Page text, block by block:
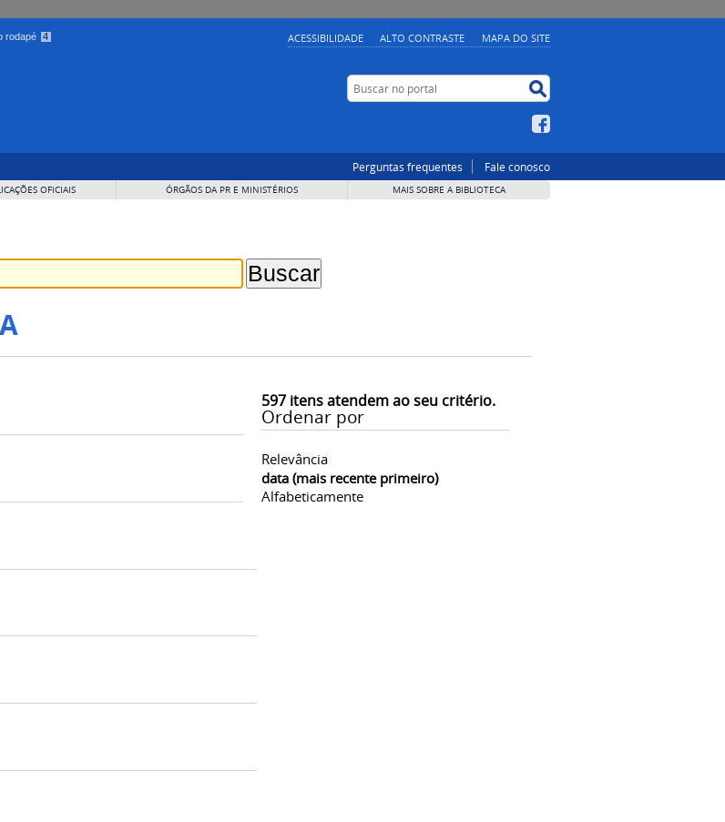
rodapé 4 ACESSIBILIDADE ALTO CONTRASTE MAPA DO SITE
Buscar no portal
Perguntas frequentes Fale conosco
OFICIAIS ÓRGÃOS DA PR E MINISTÉRIOS MAIS SOBRE A BIBLIOTECA
597itens atendem ao seu critério.
Ordenar por
Relevância
data (mais recente primeiro)
Alfabeticamente